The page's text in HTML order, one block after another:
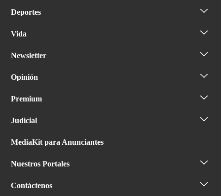
Deportes
Vida
Newsletter
Opinión
Premium
Judicial
MediaKit para Anunciantes
Nuestros Portales
Contáctenos